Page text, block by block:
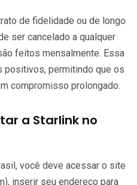
de fidelidade ou de longo
ser cancelado a qualquer
feitos mensalmente. Essa
permitindo que os
compromisso prolongado.
a Starlink no
você deve acessar o site
inserir seu endereço para